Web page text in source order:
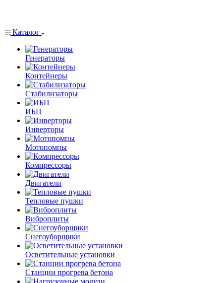
Каталог
Генераторы
Контейнеры
Стабилизаторы
ИБП
Инверторы
Мотопомпы
Компрессоры
Двигатели
Тепловые пушки
Виброплиты
Снегоуборщики
Осветительные установки
Станции прогрева бетона